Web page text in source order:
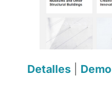
Detalles| Demo